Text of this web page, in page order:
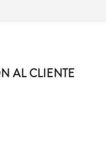
AL CLIENTE